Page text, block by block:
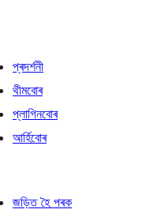
প্ৰদৰ্শনী
থীমবোৰ
প্লাগিনবোৰ
আৰ্হিবোৰ
জড়িত হৈ পৰক